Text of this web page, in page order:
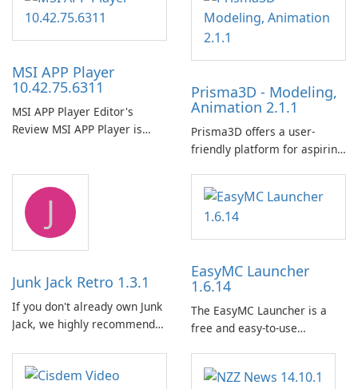
MSI APP Player
10.42.75.6311
MSI APP Player Editor's
Review MSI APP Player is
for MSI hardware.
Prisma3D - Modeling,
Animation 2.1.1
Prisma3D offers a user-
friendly platform for aspiring
imagination to life. With a
wide range of tools and
features, this app allows
users to easily design 3D
captivating animated scenes.
J
Junk Jack Retro 1.3.1
If you don't already own Junk
Jack, we highly recommend
This game is where it all
EasyMC Launcher
1.6.14
The EasyMC Launcher is a
free and easy-to-use
allows Minecraft players to